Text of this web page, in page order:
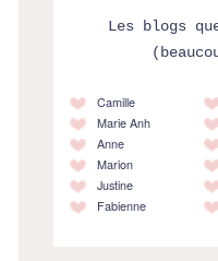
Les blogs
Camille
Marie Anh
Anne
Marion
Justine
Fabienne